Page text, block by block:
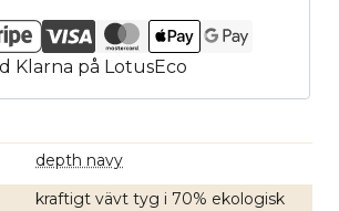
depth navy
kraftigt vävt tyg i 70% ekologisk